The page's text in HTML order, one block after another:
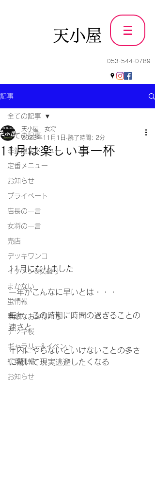
天小屋
053-544-0789
記事
全ての記事
季節限定メニュー
定番メニュー
お知らせ
プライベート
店長の一言
女将の一言
売店
デッキワンコ
イケメン&女盛り
まかない
蛍情報
素敵なお客様たち
デッキ桜
ギャラリー&イベント
紅葉情報
お知らせ
全ての記事
11月は楽しい事一杯
天小屋 女将
2023年11月1日 読了時間: 2分
11月になりました
一年がこんなに早いとは・・・
毎年、この時期に時間の過ぎることの
速さと
年内にやらないといけないことの多さ
に驚いて現実逃避したくなる